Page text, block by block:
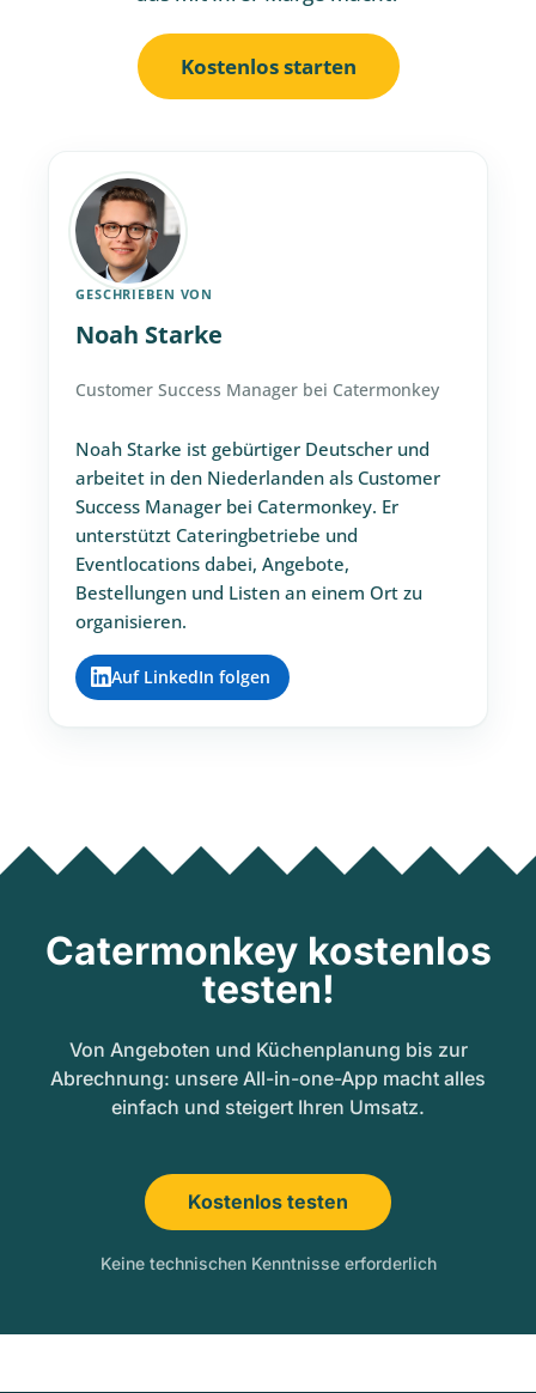
Kostenlos starten
GESCHRIEBEN VON
Noah Starke
Customer Success Manager bei Catermonkey
Noah Starke ist gebürtiger Deutscher und
arbeitet in den Niederlanden als Customer
Success Manager bei Catermonkey. Er
unterstützt Cateringbetriebe und
Eventlocations dabei, Angebote,
Bestellungen und Listen an einem Ort zu
organisieren.
Auf LinkedIn folgen
Catermonkey kostenlos
testen!
Von Angeboten und Küchenplanung bis zur
Abrechnung: unsere All-in-one-App macht alles
einfach und steigert Ihren Umsatz.
Kostenlos testen
Keine technischen Kenntnisse erforderlich